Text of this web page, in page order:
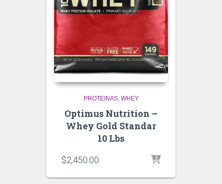
PROTEINAS WHEY
Optimus Nutrition –
Whey Gold Standar
10 Lbs
$2,450.00